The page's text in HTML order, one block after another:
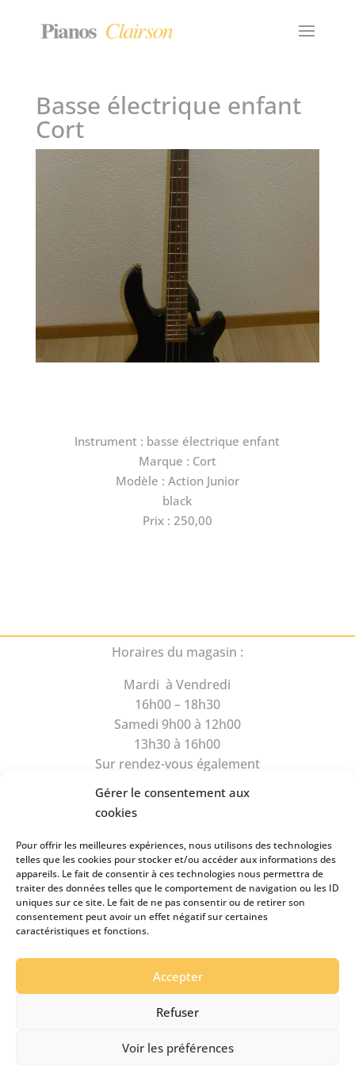
Gérer le consentement aux
cookies
Pour offrir les meilleures expériences, nous utilisons des technologies
telles que les cookies pour stocker et/ou accéder aux informations des
appareils. Le fait de consentir à ces technologies nous permettra de
traiter des données telles que le comportement de navigation ou les ID
uniques sur ce site. Le fait de ne pas consentir ou de retirer son
consentement peut avoir un effet négatif sur certaines
caractéristiques et fonctions.
Accepter
Refuser
Voir les préférences
Basse électrique enfant
Cort
Instrument : basse électrique enfant
Marque : Cort
Modèle : Action Junior
black
Prix : 250,00
Horaires du magasin :
Mardi à Vendredi
16h00 – 18h30
Samedi 9h00 à 12h00
13h30 à 16h00
Sur rendez-vous également
Rue du Camus 6
1470 Estavayer-le-Lac
Tél026 663 89 39
pianos.clairson@bluewin.ch
Dernière mise à jour le 08.08.2026